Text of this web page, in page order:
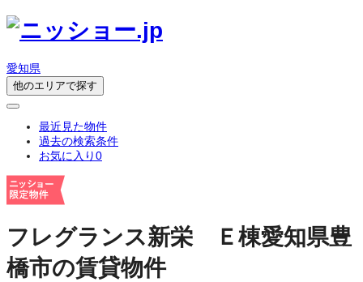
愛知県
他のエリアで探す
最近見た物件
過去の検索条件
お気に入り0
フレグランス新栄 Ｅ棟愛知県豊
橋市の賃貸物件